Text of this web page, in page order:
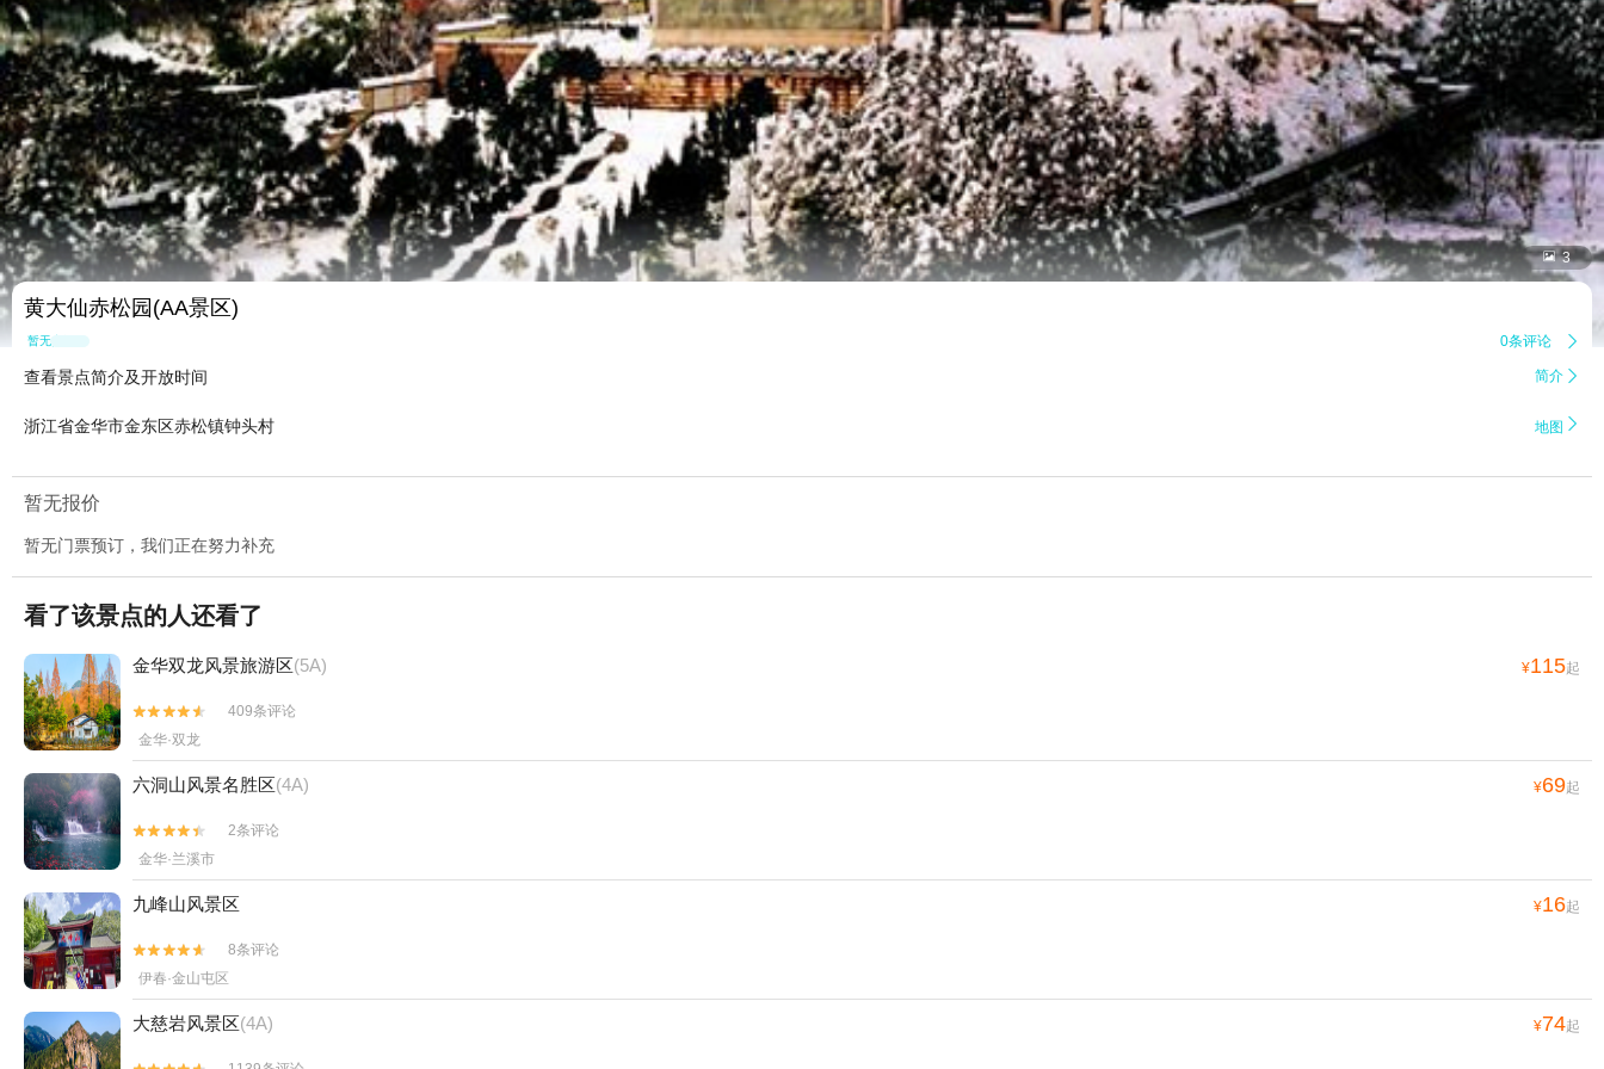
 3
黄大仙赤松园(AA景区)
暂无点评 0条评论 
查看景点简介及开放时间 简介 
浙江省金华市金东区赤松镇钟头村 地图 
暂无报价
暂无门票预订，我们正在努力补充
看了该景点的人还看了
金华双龙风景旅游区(5A) ¥115起


409条评论
金华·双龙
六洞山风景名胜区(4A) ¥69起


2条评论
金华·兰溪市
九峰山风景区 ¥16起


8条评论
伊春·金山屯区
大慈岩风景区(4A) ¥74起